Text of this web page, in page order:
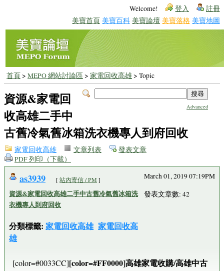
Welcome! 登入 註冊
美寶首頁 美寶百科 美寶論壇 美寶落格 美寶地圖
首頁> MEPO 網站討論區> 家電回收高雄> Topic
Advanced
資源&家電回
收高雄二手中
古舊冷氣舊冰箱洗衣機專人到府回收
家電回收高雄 文章列表
發表文章
PDF 列印（下載）
as3939 [站內寄信 / PM ]
資源&家電回收高雄二手中古舊冷氣舊冰箱洗
衣機專人到府回收
分類標籤: 家電回收高雄 家電回收高
雄
March 01, 2019 07:19PM
發表文章數: 42
[color=#0033CC][color=#FF0000]高雄家電收購/高雄中古